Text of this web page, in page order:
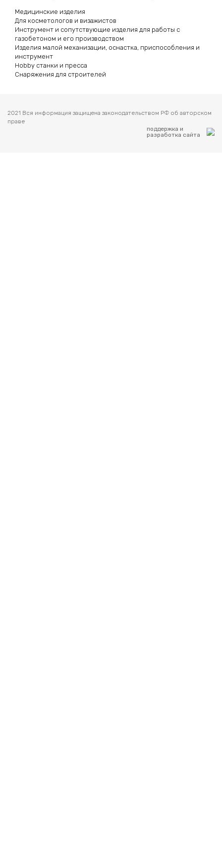
Медицинские изделия
Для косметологов и визажистов
Инструмент и сопутствующие изделия для работы с
газобетоном и его производством
Изделия малой механизации, оснастка, приспособления и
инструмент
Hobby станки и пресса
Снаряжения для строителей
2021 Вся информация защищена законодательством РФ об авторском
праве
поддержка и
разработка сайта